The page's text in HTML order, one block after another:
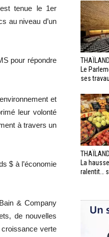
tenue le 1er
au niveau d’un
pour répondre
et
leur volonté
à travers un
$ à l’économie
& Company
de nouvelles
croissance verte
Le
ses
La
ralentit…